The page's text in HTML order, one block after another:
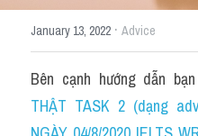
Part 2
Noun
Verb
Du học Hà Lan
January 13, 2022 · Advice
Bên cạnh hướng dẫn
THẬT TASK 2 (dạng